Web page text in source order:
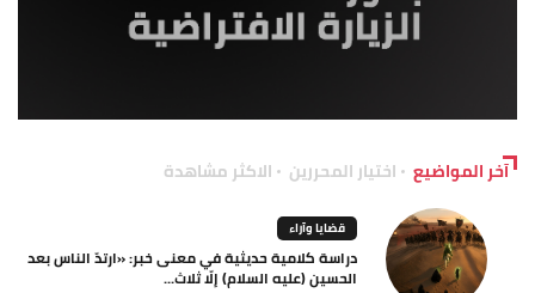
آخر المواضيع اختيار المحررين الاكثر مشاهدة
قضايا وآراء
دراسة كلامية حديثية في معنى خبر: «ارتدّ الناس بعد
الحسين (عليه السلام) إلّا ثلاث...